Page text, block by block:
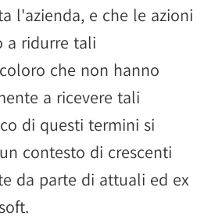
l'azienda, e che le azioni
a ridurre tali
che non hanno
a ricevere tali
di questi termini si
contesto di crescenti
da parte di attuali ed ex